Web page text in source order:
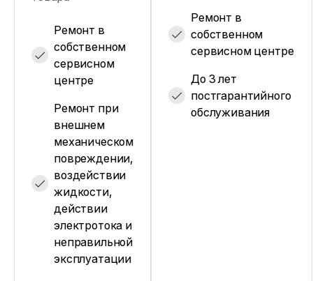
Ремонт в
собственном
сервисном
центре
Ремонт при
внешнем
механическом
повреждении,
воздействии
жидкости,
действии
электротока и
неправильной
эксплуатации
Ремонт в
собственном
сервисном центре
До 3 лет
постгарантийного
обслуживания